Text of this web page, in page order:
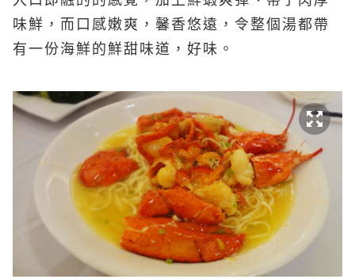
味鮮，而口感嫩爽，馨香悠遠，令整個湯都帶
有一份海鮮的鮮甜味道，好味。